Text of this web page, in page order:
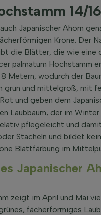
14/16
Japanischer Ahorn
Krone. Der
die Blätter, die wie eine
palmatum Hochstamm
Metern, wodurch der
grün und mittelgroß, mit
und geben dem
Laubbaum, der im
pflegeleicht und
Stacheln und bildet
Blattfärbung im
Japanischer
zeigt im April und Mai
fächerförmiges